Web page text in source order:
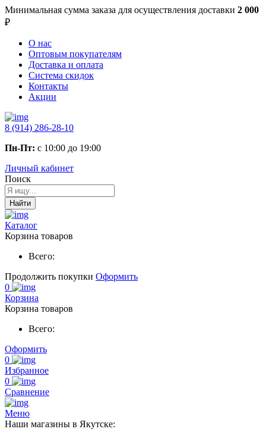
Минимальная сумма заказа для осуществления доставки 2 000
₽
О нас
Оптовым покупателям
Доставка и оплата
Система скидок
Контакты
Акции
8 (914) 286-28-10
Пн-Пт: с 10:00 до 19:00
Личный кабинет
Поиск
Найти
Каталог
Корзина товаров
Всего:
Продолжить покупки Оформить
0
Корзина
Корзина товаров
Всего:
Оформить
0
Избранное
0
Сравнение
Меню
Наши магазины в Якутске: